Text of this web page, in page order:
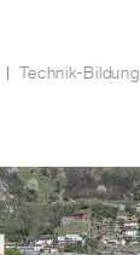
Technik-Bildung